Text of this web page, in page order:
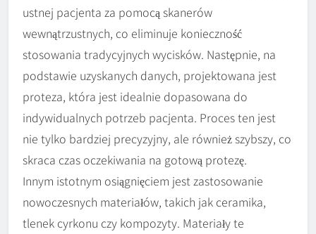
ustnej pacjenta za pomocą skanerów
wewnątrzustnych, co eliminuje konieczność
stosowania tradycyjnych wycisków. Następnie, na
podstawie uzyskanych danych, projektowana jest
proteza, która jest idealnie dopasowana do
indywidualnych potrzeb pacjenta. Proces ten jest
nie tylko bardziej precyzyjny, ale również szybszy, co
skraca czas oczekiwania na gotową protezę.
Innym istotnym osiągnięciem jest zastosowanie
nowoczesnych materiałów, takich jak ceramika,
tlenek cyrkonu czy kompozyty. Materiały te